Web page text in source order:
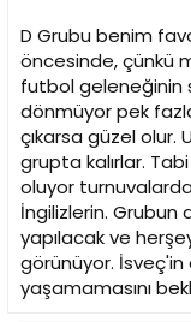
D Grubu benim
öncesinde, çünkü
futbol geleneğinin
dönmüyor pek
çıkarsa güzel olur.
grupta kalırlar.
oluyor
İngilizlerin. Grubun
yapılacak ve
görünüyor. İsveç'in
yaşamamasını